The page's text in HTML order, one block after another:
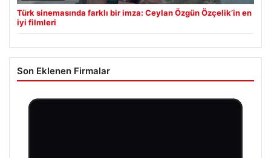
Türk sinemasında farklı bir imza: Ceylan Özgün Özçelik’in en
iyi filmleri
Son Eklenen Firmalar